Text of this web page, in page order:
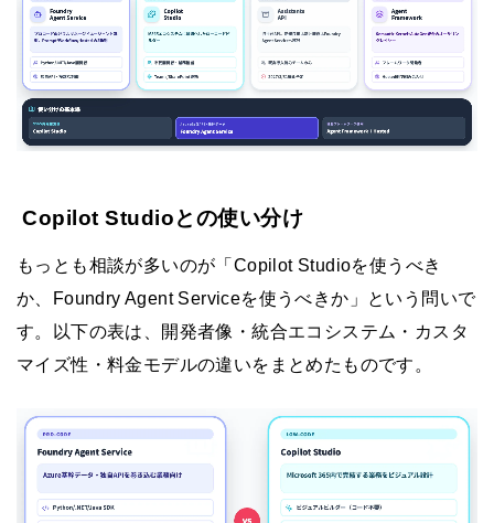
Copilot Studioとの使い分け
もっとも相談が多いのが「Copilot Studioを使うべき
か、Foundry Agent Serviceを使うべきか」という問いで
す。以下の表は、開発者像・統合エコシステム・カスタ
マイズ性・料金モデルの違いをまとめたものです。